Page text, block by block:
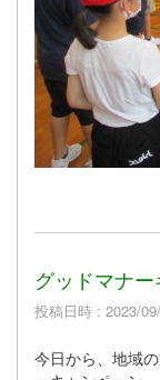
グッドマナ
投稿日時 : 2023/
今日から、地域